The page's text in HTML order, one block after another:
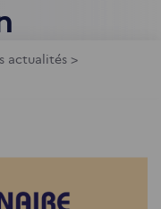
actualités >